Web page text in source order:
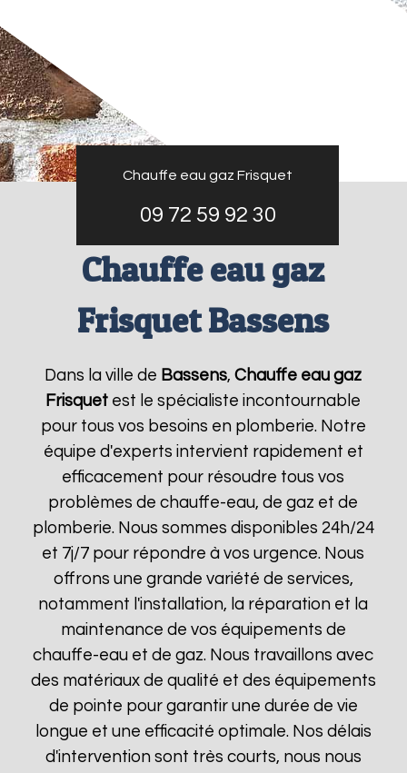
Chauffe eau gaz Frisquet
09 72 59 92 30
Chauffe eau gaz
Frisquet Bassens
Dans la ville de Bassens,Chauffe eau gaz
Frisquet est le spécialiste incontournable
pour tous vos besoins en plomberie. Notre
équipe d'experts intervient rapidement et
efficacement pour résoudre tous vos
problèmes de chauffe-eau, de gaz et de
plomberie. Nous sommes disponibles 24h/24
et 7j/7 pour répondre à vos urgence. Nous
offrons une grande variété de services,
notamment l'installation, la réparation et la
maintenance de vos équipements de
chauffe-eau et de gaz. Nous travaillons avec
des matériaux de qualité et des équipements
de pointe pour garantir une durée de vie
longue et une efficacité optimale. Nos délais
d'intervention sont très courts, nous nous